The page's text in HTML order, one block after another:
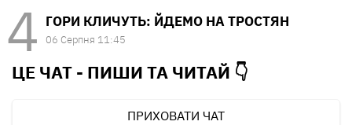
ГОРИ КЛИЧУТЬ: ЙДЕМО НА ТРОСТЯН
06 Серпня 11:45
ЦЕ ЧАТ - ПИШИ ТА ЧИТАЙ 👇
ПРИХОВАТИ ЧАТ